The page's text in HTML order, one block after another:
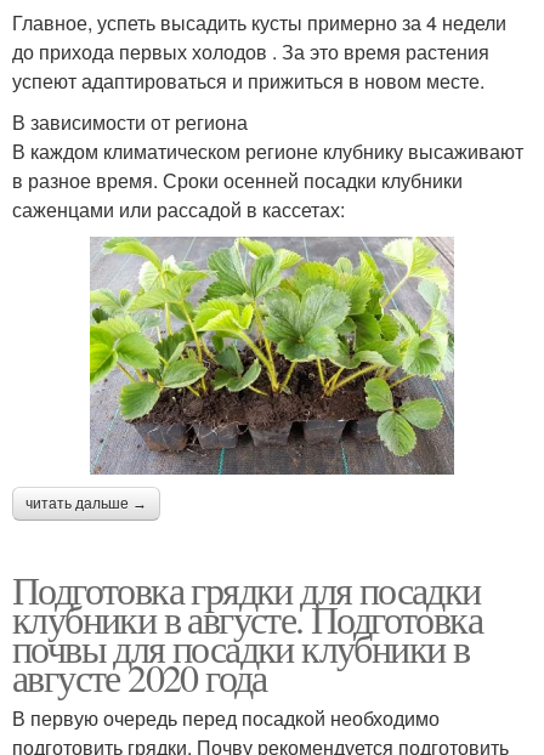
Главное, успеть высадить кусты примерно за 4 недели
до прихода первых холодов . За это время растения
успеют адаптироваться и прижиться в новом месте.
В зависимости от региона
В каждом климатическом регионе клубнику высаживают
в разное время. Сроки осенней посадки клубники
саженцами или рассадой в кассетах:
читать дальше →
Подготовка грядки для посадки
клубники в августе. Подготовка
почвы для посадки клубники в
августе 2020 года
В первую очередь перед посадкой необходимо
подготовить грядки. Почву рекомендуется подготовить